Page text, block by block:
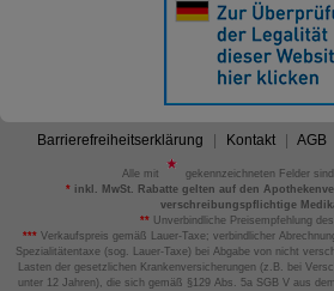
Barrierefreiheitserklärung Kontakt AGB
Alle mit
gekennzeichneten Felder
*inkl. MwSt. Rabatte gelten auf den
verschreibungspflichtige
** Unverbindliche Preisempfehlung
*** Verkaufspreis gemäß Lauer-Taxe; verbindlicher
Spezialitätentaxe (sog. Lauer-Taxe) bei Abgabe von nicht
Lasten der gesetzlichen Krankenversicherungen (z.B. bei
unter 12 Jahren), die sich gemäß §129 Abs. 5a SGB V aus